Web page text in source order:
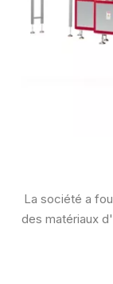
La société a
des matériaux